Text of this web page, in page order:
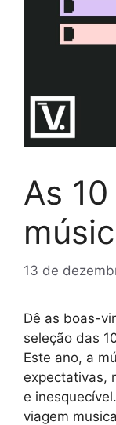
As
13 de
Dê as boas-
seleção das
Este ano, a
expectativas,
e
viagem